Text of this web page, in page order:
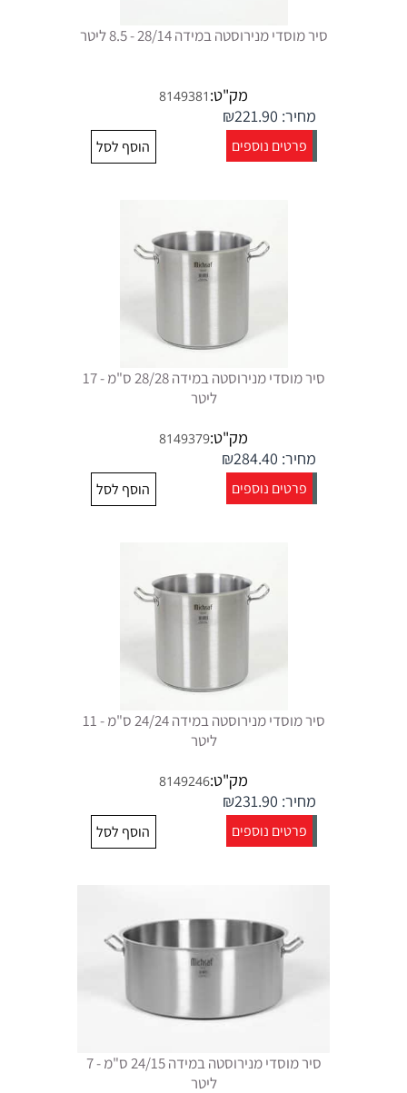
סיר מוסדי מנירוסטה במידה 28/14 - 8.5 ליטר
מק"ט: 8149381
מחיר: ₪221.90
פרטים נוספים הוסף לסל
סיר מוסדי מנירוסטה במידה 28/28 ס"מ - 17
ליטר
מק"ט:8149379
מחיר: ₪284.40
פרטים נוספים הוסף לסל
סיר מוסדי מנירוסטה במידה 24/24 ס"מ - 11
ליטר
מק"ט:8149246
מחיר: ₪231.90
פרטים נוספים הוסף לסל
סיר מוסדי מנירוסטה במידה 24/15 ס"מ - 7
ליטר